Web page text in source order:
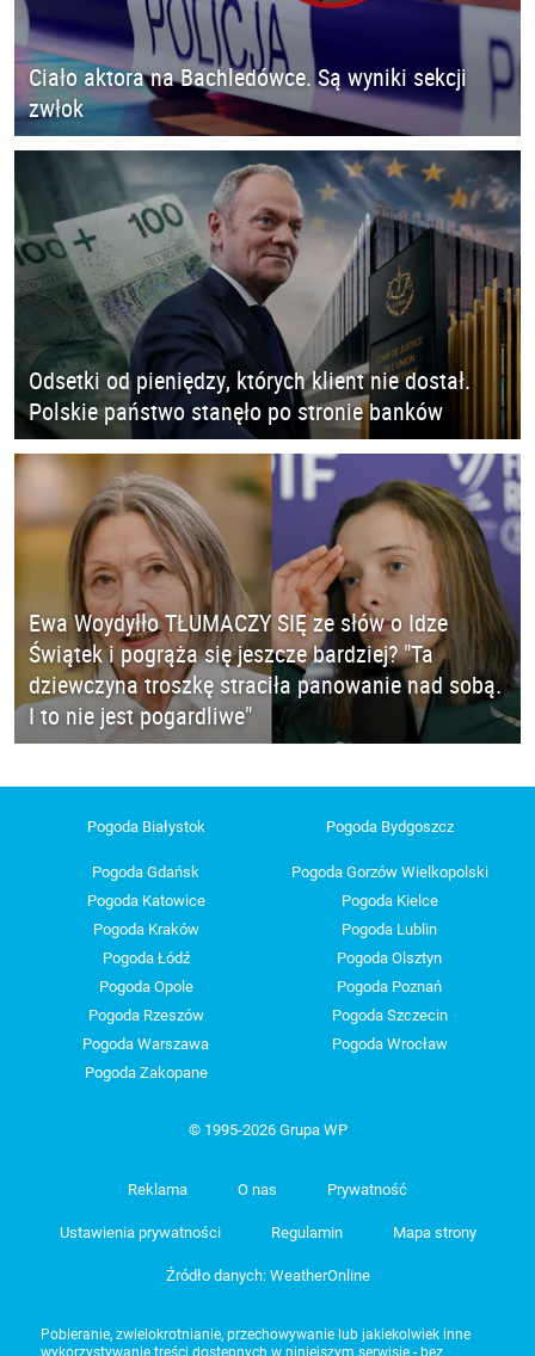
Ciało aktora na Bachledówce. Są wyniki sekcji
zwłok
Odsetki od pieniędzy, których klient nie dostał.
Polskie państwo stanęło po stronie banków
Ewa Woydyłło TŁUMACZY SIĘ ze słów o Idze
Świątek i pogrąża się jeszcze bardziej? "Ta
dziewczyna troszkę straciła panowanie nad sobą.
I to nie jest pogardliwe"
Pogoda Białystok Pogoda Bydgoszcz
Pogoda Gdańsk
Pogoda Gorzów Wielkopolski
Pogoda Katowice
Pogoda Kielce
Pogoda Kraków
Pogoda Lublin
Pogoda Łódź
Pogoda Olsztyn
Pogoda Opole
Pogoda Poznań
Pogoda Rzeszów
Pogoda Szczecin
Pogoda Warszawa
Pogoda Wrocław
Pogoda Zakopane
© 1995-2026 Grupa WP
Reklama O nas Prywatność
Ustawienia prywatności Regulamin Mapa strony
Źródło danych: WeatherOnline
Pobieranie, zwielokrotnianie, przechowywanie lub jakiekolwiek inne
wykorzystywanie treści dostępnych w niniejszym serwisie - bez